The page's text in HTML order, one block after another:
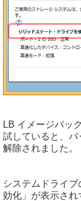
LB イメージバッ
試していると、
解除されました。
システムドライ
効化」が表示され